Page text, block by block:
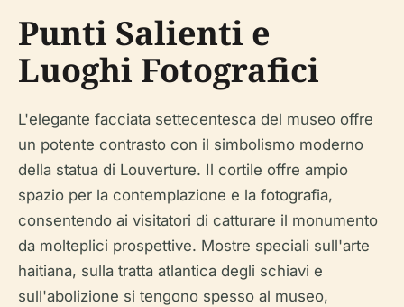
Punti Salienti e
Luoghi Fotografici
L'elegante facciata settecentesca del museo offre
un potente contrasto con il simbolismo moderno
della statua di Louverture. Il cortile offre ampio
spazio per la contemplazione e la fotografia,
consentendo ai visitatori di catturare il monumento
da molteplici prospettive. Mostre speciali sull'arte
haitiana, sulla tratta atlantica degli schiavi e
sull'abolizione si tengono spesso al museo,